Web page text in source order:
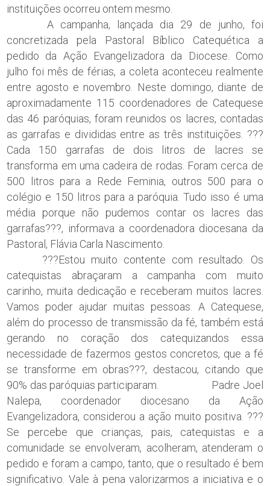
instituições ocorreu ontem mesmo.
A campanha, lançada dia 29 de junho, foi
concretizada pela Pastoral Bíblico Catequética a
pedido da Ação Evangelizadora da Diocese. Como
julho foi mês de férias, a coleta aconteceu realmente
entre agosto e novembro. Neste domingo, diante de
aproximadamente 115 coordenadores de Catequese
das 46 paróquias, foram reunidos os lacres, contadas
as garrafas e divididas entre as três instituições. ???
Cada 150 garrafas de dois litros de lacres se
transforma em uma cadeira de rodas. Foram cerca de
500 litros para a Rede Feminia, outros 500 para o
colégio e 150 litros para a paróquia. Tudo isso é uma
média porque não pudemos contar os lacres das
garrafas???, informava a coordenadora diocesana da
Pastoral, Flávia Carla Nascimento.
???Estou muito contente com resultado. Os
catequistas abraçaram a campanha com muito
carinho, muita dedicação e receberam muitos lacres.
Vamos poder ajudar muitas pessoas. A Catequese,
além do processo de transmissão da fé, também está
gerando no coração dos catequizandos essa
necessidade de fazermos gestos concretos, que a fé
se transforme em obras???, destacou, citando que
90% das paróquias participaram. Padre Joel
Nalepa, coordenador diocesano da Ação
Evangelizadora, considerou a ação muito positiva. ???
Se percebe que crianças, pais, catequistas e a
comunidade se envolveram, acolheram, atenderam o
pedido e foram a campo, tanto, que o resultado é bem
significativo. Vale à pena valorizarmos a iniciativa e o